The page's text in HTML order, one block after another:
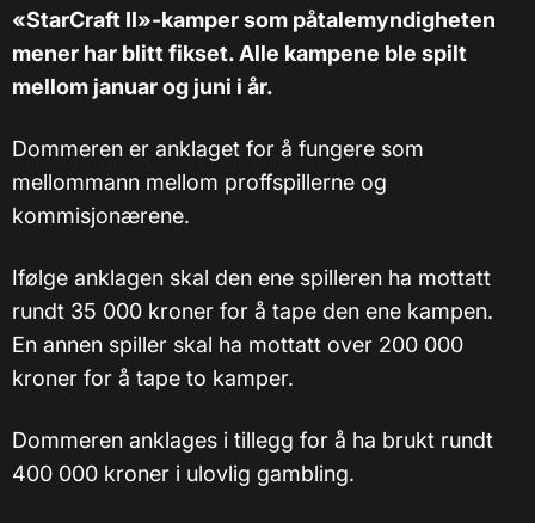
«StarCraft II»-kamper som påtalemyndigheten
mener har blitt fikset. Alle kampene ble spilt
mellom januar og juni i år.
Dommeren er anklaget for å fungere som
mellommann mellom proffspillerne og
kommisjonærene.
Ifølge anklagen skal den ene spilleren ha mottatt
rundt 35 000 kroner for å tape den ene kampen.
En annen spiller skal ha mottatt over 200 000
kroner for å tape to kamper.
Dommeren anklages i tillegg for å ha brukt rundt
400 000 kroner i ulovlig gambling.